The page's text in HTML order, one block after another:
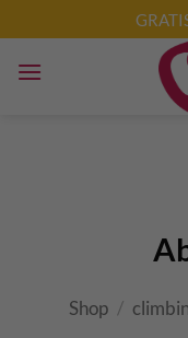
to
content
Shop /